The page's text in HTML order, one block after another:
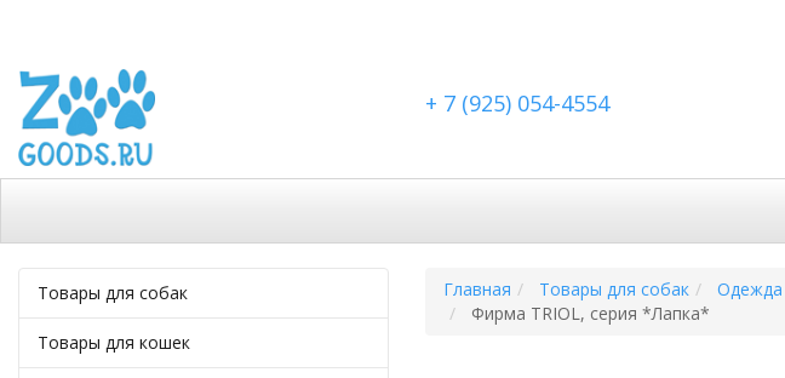
+ 7 (925) 054-4554
Товары для собак
Товары для кошек
Главная Товары для собак Одежда
Фирма TRIOL, серия *Лапка*